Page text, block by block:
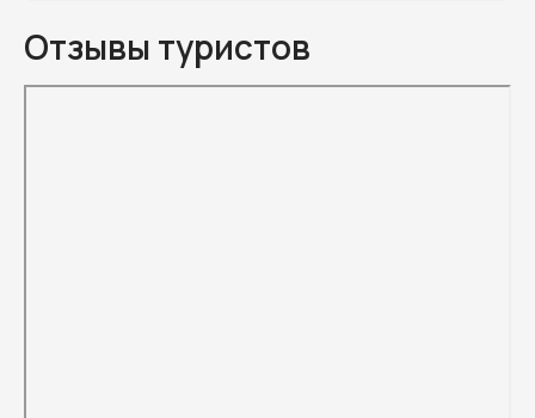
Отзывы туристов